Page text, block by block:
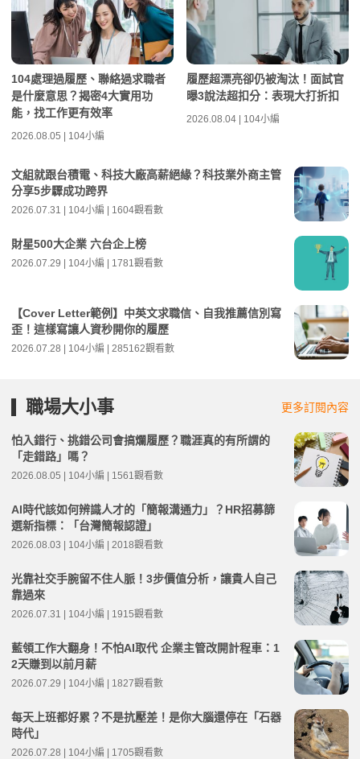
104處理過履歷、聯絡過求職者
是什麼意思？揭密4大實用功
能，找工作更有效率
2026.08.05 | 104小編
履歷超漂亮卻仍被淘汰！面試官
曝3說法超扣分：表現大打折扣
2026.08.04 | 104小編
文組就跟台積電、科技大廠高薪絕緣？科技業外商主管
分享5步驟成功跨界
2026.07.31 | 104小編 | 1604觀看數
財星500大企業 六台企上榜
2026.07.29 | 104小編 | 1781觀看數
【Cover Letter範例】中英文求職信、自我推薦信別寫
歪！這樣寫讓人資秒開你的履歷
2026.07.28 | 104小編 | 285162觀看數
職場大小事 更多訂閱內容
怕入錯行、挑錯公司會搞爛履歷？職涯真的有所謂的
「走錯路」嗎？
2026.08.05 | 104小編 | 1561觀看數
AI時代該如何辨識人才的「簡報溝通力」？HR招募篩
選新指標：「台灣簡報認證」
2026.08.03 | 104小編 | 2018觀看數
光靠社交手腕留不住人脈！3步價值分析，讓貴人自己
靠過來
2026.07.31 | 104小編 | 1915觀看數
藍領工作大翻身！不怕AI取代 企業主管改開計程車：1
2天賺到以前月薪
2026.07.29 | 104小編 | 1827觀看數
每天上班都好累？不是抗壓差！是你大腦還停在「石器
時代」
2026.07.28 | 104小編 | 1705觀看數